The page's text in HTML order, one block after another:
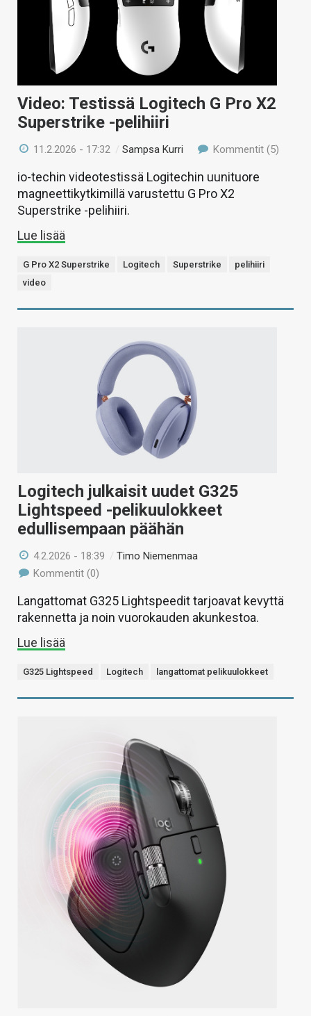
VAIHDA TEEMA
HAKU
Video: Testissä Logitech G Pro X2
Superstrike -pelihiiri
11.2.2026 - 17:32 /Sampsa Kurri Kommentit (5)
io-techin videotestissä Logitechin uunituore
magneettikytkimillä varustettu G Pro X2
Superstrike -pelihiiri.
Lue lisää
G Pro X2 Superstrike Logitech Superstrike
pelihiiri
video
Logitech julkaisit uudet G325
Lightspeed -pelikuulokkeet
edullisempaan päähän
4.2.2026 - 18:39 /Timo Niemenmaa
Kommentit (0)
Langattomat G325 Lightspeedit tarjoavat kevyttä
rakennetta ja noin vuorokauden akunkestoa.
Lue lisää
G325 Lightspeed Logitech langattomat pelikuulokkeet